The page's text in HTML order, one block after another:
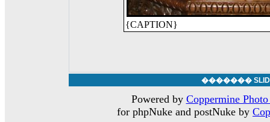
{CAPTION}
�������
Powered by Coppermine
for phpNuke and postNuke by